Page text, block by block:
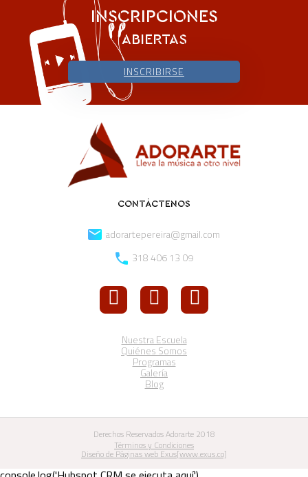
INSCRIPCIONES
ABIERTAS
INSCRIBIRSE
CONTÁCTENOS
adorartepereira@gmail.com
318 406 13 09
Nuestra Escuela
Quiénes Somos
Programas
Galería
Blog
Derechos Reservados Adorarte 2018
Términos y Condiciones
Diseño de Páginas web Exus[www.exus.co]